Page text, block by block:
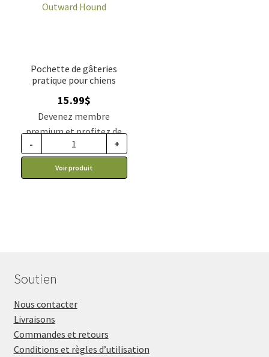
Pochette de gâteries
pratique pour chiens
15.99$
Devenez membre
premium et profitez de
ce prix rabais : 13.19$ CA
- +
Voir produit
Soutien
Nous contacter
Livraisons
Commandes et retours
Conditions et règles d’utilisation